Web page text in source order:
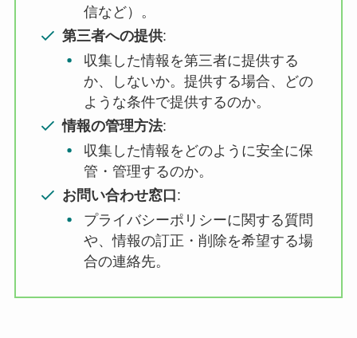
信など）。
第三者への提供:
収集した情報を第三者に提供する
か、しないか。提供する場合、どの
ような条件で提供するのか。
情報の管理方法:
収集した情報をどのように安全に保
管・管理するのか。
お問い合わせ窓口 :
プライバシーポリシーに関する質問
や、情報の訂正・削除を希望する場
合の連絡先。